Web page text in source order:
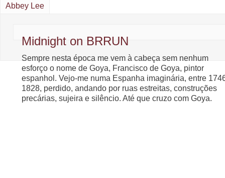
Abbey Lee
Midnight on BRRUN
Sempre nesta época me vem à cabeça sem nenhum
esforço o nome de Goya, Francisco de Goya, pintor
espanhol. Vejo-me numa Espanha imaginária, entre
1828, perdido, andando por ruas estreitas, construções
precárias, sujeira e silêncio. Até que cruzo com Goya.